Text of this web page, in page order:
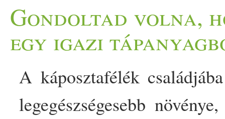
Gondoltad volna,
egy igazi
A káposztafélék
legegészségesebb